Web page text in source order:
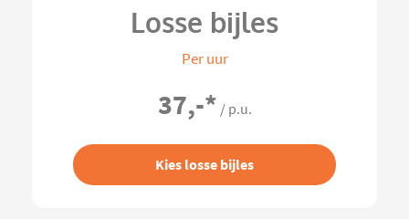
Losse bijles
Per uur
37,-* / p.u.
Kies losse bijles